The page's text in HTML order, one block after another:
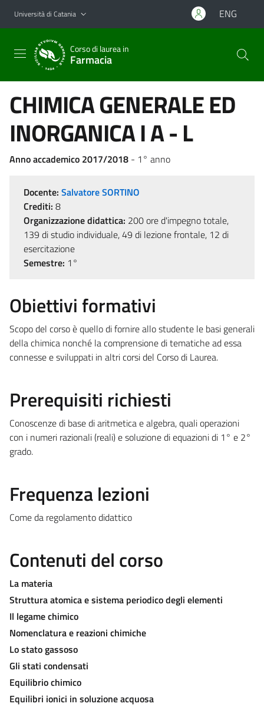
Vai al contenuto principale
Vai al menu di navigazione
Università di Catania ENG
Corso di laurea in
Farmacia
CHIMICA GENERALE ED
INORGANICA I A - L
Anno accademico 2017/2018 - 1° anno
Docente: Salvatore SORTINO
Crediti: 8
Organizzazione didattica: 200 ore d'impegno totale,
139 di studio individuale, 49 di lezione frontale, 12 di
esercitazione
Semestre: 1°
Obiettivi formativi
Scopo del corso è quello di fornire allo studente le basi generali
della chimica nonché la comprensione di tematiche ad essa
connesse e sviluppati in altri corsi del Corso di Laurea.
Prerequisiti richiesti
Conoscenze di base di aritmetica e algebra, quali operazioni
con i numeri razionali (reali) e soluzione di equazioni di 1° e 2°
grado.
Frequenza lezioni
Come da regolamento didattico
Contenuti del corso
La materia
Struttura atomica e sistema periodico degli elementi
Il legame chimico
Nomenclatura e reazioni chimiche
Lo stato gassoso
Gli stati condensati
Equilibrio chimico
Equilibri ionici in soluzione acquosa